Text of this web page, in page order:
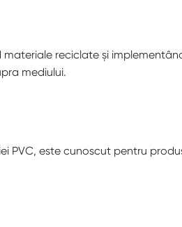
reciclate și
mediului.
PVC, este cunoscut pentru